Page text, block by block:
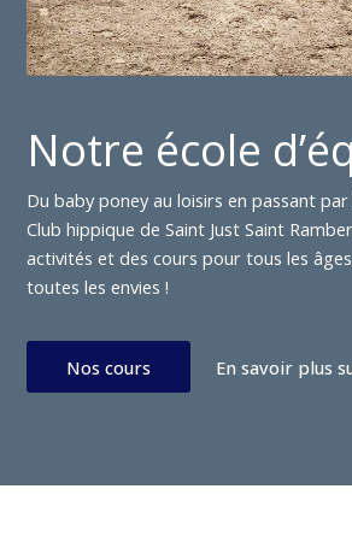
Notre école
Du baby poney au loisirs en passant
Club hippique de Saint Just Saint
activités et des cours pour tous les
toutes les envies !
Nos cours En savoir plus